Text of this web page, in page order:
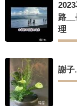
路
理
謝子